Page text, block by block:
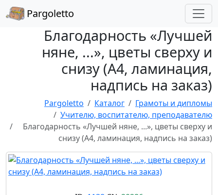
Pargoletto
Благодарность «Лучшей
няне, ...», цветы сверху и
снизу (А4, ламинация,
надпись на заказ)
Pargoletto Каталог
Грамоты и дипломы
Учителю, воспитателю, преподавателю
Благодарность «Лучшей няне, ...», цветы сверху и
снизу (А4, ламинация, надпись на заказ)